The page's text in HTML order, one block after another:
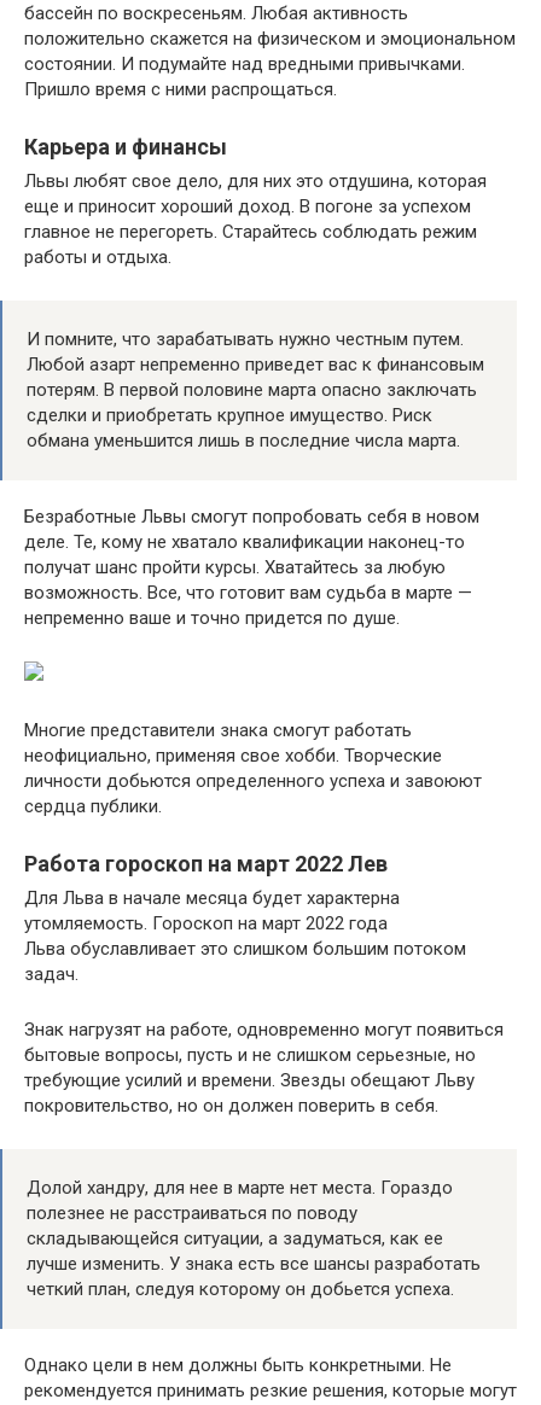
бассейн по воскресеньям. Любая активность
положительно скажется на физическом и эмоциональном
состоянии. И подумайте над вредными привычками.
Пришло время с ними распрощаться.
Карьера и финансы
Львы любят свое дело, для них это отдушина, которая
еще и приносит хороший доход. В погоне за успехом
главное не перегореть. Старайтесь соблюдать режим
работы и отдыха.
И помните, что зарабатывать нужно честным путем.
Любой азарт непременно приведет вас к финансовым
потерям. В первой половине марта опасно заключать
сделки и приобретать крупное имущество. Риск
обмана уменьшится лишь в последние числа марта.
Безработные Львы смогут попробовать себя в новом
деле. Те, кому не хватало квалификации наконец-то
получат шанс пройти курсы. Хватайтесь за любую
возможность. Все, что готовит вам судьба в марте —
непременно ваше и точно придется по душе.
Многие представители знака смогут работать
неофициально, применяя свое хобби. Творческие
личности добьются определенного успеха и завоюют
сердца публики.
Работа гороскоп на март 2022 Лев
Для Льва в начале месяца будет характерна
утомляемость. Гороскоп на март 2022 года
Льва обуславливает это слишком большим потоком
задач.
Знак нагрузят на работе, одновременно могут появиться
бытовые вопросы, пусть и не слишком серьезные, но
требующие усилий и времени. Звезды обещают Льву
покровительство, но он должен поверить в себя.
Долой хандру, для нее в марте нет места. Гораздо
полезнее не расстраиваться по поводу
складывающейся ситуации, а задуматься, как ее
лучше изменить. У знака есть все шансы разработать
четкий план, следуя которому он добьется успеха.
Однако цели в нем должны быть конкретными. Не
рекомендуется принимать резкие решения, которые могут